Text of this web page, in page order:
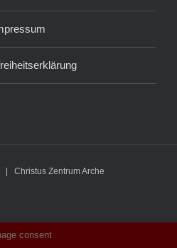
| Christus Zentrum Arche
consent